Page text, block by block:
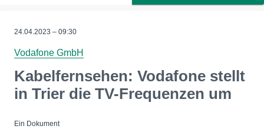
24.04.2023 – 09:30
Vodafone GmbH
Kabelfernsehen: Vodafone stellt
in Trier die TV-Frequenzen um
Ein Dokument